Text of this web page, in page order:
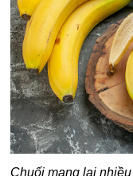
Chuối mang lại